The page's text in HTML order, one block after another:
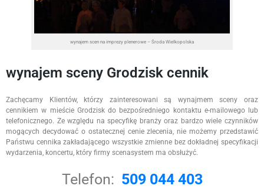
wynajem scen na imprezy plenerowe – Środa Wielkopolska
wynajem sceny Grodzisk cennik
Zachęcamy Klientów, którzy zainteresowani są wynajmem sceny oraz
cennikiem w mieście Grodzisk do bezpośredniego kontaktu e-mailowego lub
telefonicznego. Ze względu na specyfikę branży oraz bardzo wiele czynników
mogących decydować o ostatecznej cenie zlecenia, nie możemy przedstawić
Państwu cennika zakładającego wszystkie zmienne bez dokładnej specyfikacji
wydarzenia, koncertu, który firmy scenasystem ma obsłużyć.
Telefon: 509 044 403